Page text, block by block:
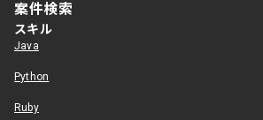
案件検索
スキル
Java
Python
Ruby